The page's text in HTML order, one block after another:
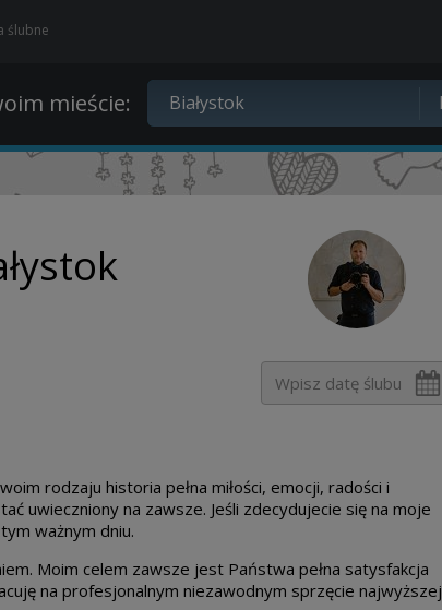
ślubne
mieście:
rodzaju historia pełna miłości, emocji, radości i
uwieczniony na zawsze. Jeśli zdecydujecie się na moje
ważnym dniu.
Moim celem zawsze jest Państwa pełna satysfakcja
na profesjonalnym niezawodnym sprzęcie najwyższej